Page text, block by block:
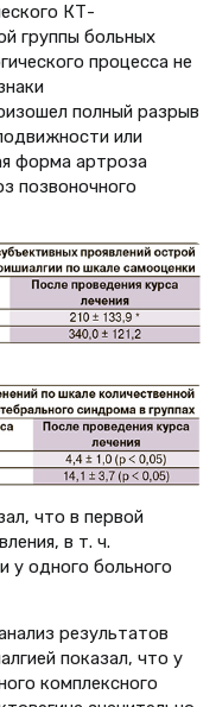
КТ-
группы больных
процесса не
полный разрыв
или
форма артроза
позвоночного
что в первой
в т. ч.
у одного больного
результатов
показал, что у
комплексного